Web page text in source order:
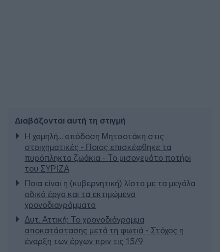
Διαβάζονται αυτή τη στιγμή
Η χαμηλή… απόδοση Μητσοτάκη στις
στοιχηματικές - Ποιος επισκέφθηκε τα
πυρόπληκτα ζωάκια - Το μισογεμάτο ποτήρι
του ΣΥΡΙΖΑ
Ποια είναι η (κυβερνητική) λίστα με τα μεγάλα
οδικά έργα και τα εκτιμώμενα
χρονοδιαγράμματα
Δυτ. Αττική: Το χρονοδιάγραμμα
αποκατάστασης μετά τη φωτιά - Στόχος η
έναρξη των έργων πριν τις 15/9